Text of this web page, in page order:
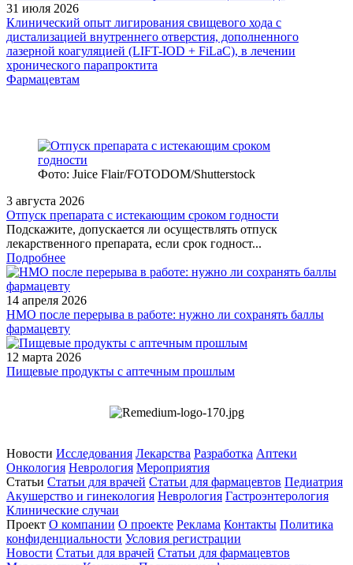
31 июля 2026
Клинический опыт лигирования свищевого хода с
дистализацией внутреннего отверстия, дополненного
лазерной коагуляцией (LIFT-IOD + FiLaC), в лечении
хронического парапроктита
Фармацевтам
Фото: Juice Flair/FOTODOM/Shutterstoсk
3 августа 2026
Отпуск препарата с истекающим сроком годности
Подскажите, допускается ли осуществлять отпуск
лекарственного препарата, если срок годност...
Подробнее
14 апреля 2026
НМО после перерыва в работе: нужно ли сохранять баллы
фармацевту
12 марта 2026
Пищевые продукты с аптечным прошлым
Новости Исследования Лекарства Разработка Аптеки
Онкология Неврология Мероприятия
Статьи Статьи для врачей Статьи для фармацевтов Педиатрия
Акушерство и гинекология Неврология Гастроэнтерология
Клинические случаи
Проект О компании О проекте Реклама Контакты Политика
конфиденциальности Условия регистрации
Новости Статьи для врачей Статьи для фармацевтов